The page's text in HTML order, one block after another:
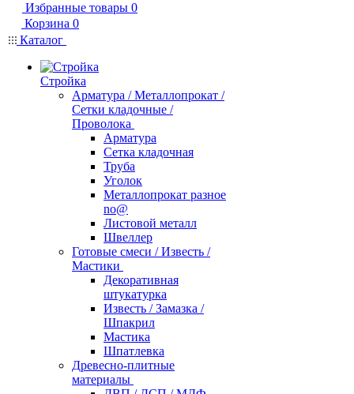
Избранные товары 0
Корзина 0
Каталог
Стройка
Арматура / Металлопрокат /
Сетки кладочные /
Проволока
Арматура
Сетка кладочная
Труба
Уголок
Металлопрокат разное
no@
Листовой металл
Швеллер
Готовые смеси / Известь /
Мастики
Декоративная
штукатурка
Известь / Замазка /
Шпакрил
Мастика
Шпатлевка
Древесно-плитные
материалы